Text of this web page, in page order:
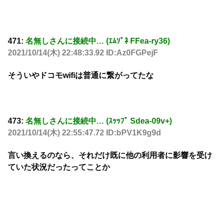
471: 名無しさんに接続中… (ｴﾑｿﾞﾈ FFea-ry36)
2021/10/14(木) 22:48:33.92 ID:Az0FGPejF
そういやドコモwifiは普通に繋がってたな
473: 名無しさんに接続中… (ｽｯｯﾌﾟ Sdea-09v+)
2021/10/14(木) 22:55:47.72 ID:bPV1K9g9d
言い換えるのなら、それだけ既に他の利用者に影響を受け
ていた状況だったってことか